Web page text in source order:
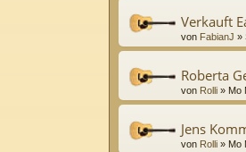
Verkauft
von FabianJ »
Roberta
von Rolli » Mo
Jens
von Rolli » Mo